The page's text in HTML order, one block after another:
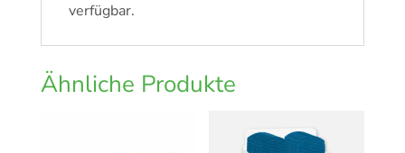
verfügbar.
Ähnliche Produkte